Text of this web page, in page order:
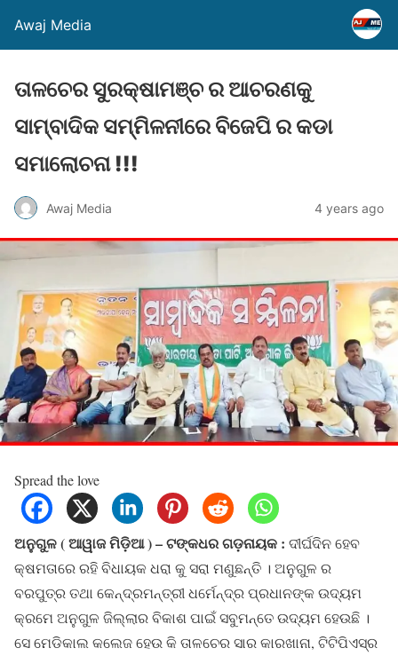
Awaj Media
ତାଳଚେର ସୁରକ୍ଷାମଞ୍ଚ ର ଆଚରଣକୁ
ସାମ୍ବାଦିକ ସମ୍ମିଳନୀରେ ବିଜେପି ର କଡା
ସମାଲୋଚନା !!!
Awaj Media 4 years ago
Spread the love
ଅନୁଗୁଳ ( ଆୱାଜ ମିଡ଼ିଆ ) – ଟଙ୍କଧର ଗଡ଼ନାୟକ : ଦୀର୍ଘଦିନ ହେବ
କ୍ଷମତାରେ ରହି ବିଧାୟକ ଧରା କୁ ସରା ମଣୁଛନ୍ତି । ଅନୁଗୁଳ ର
ବରପୁତ୍ର ତଥା କେନ୍ଦ୍ରମନ୍ତ୍ରୀ ଧର୍ମେନ୍ଦ୍ର ପ୍ରଧାନଙ୍କ ଉଦ୍ୟମ
କ୍ରମେ ଅନୁଗୁଳ ଜିଲ୍ଲାର ବିକାଶ ପାଇଁ ସବୁମନ୍ତେ ଉଦ୍ୟମ ହେଉଛି ।
ସେ ମେଡିକାଲ କଲେଜ ହେଉ କି ତାଳଚେର ସାର କାରଖାନା, ଟିଟିପିଏସ୍‌ର